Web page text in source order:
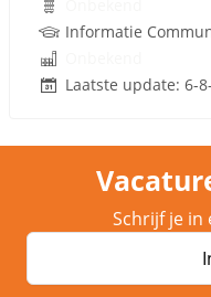
Informatie
Laatste update: 6-
Schrijf je in